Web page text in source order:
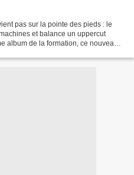
pas sur la pointe des pieds : le
et balance un uppercut
album de la formation, ce nouveau